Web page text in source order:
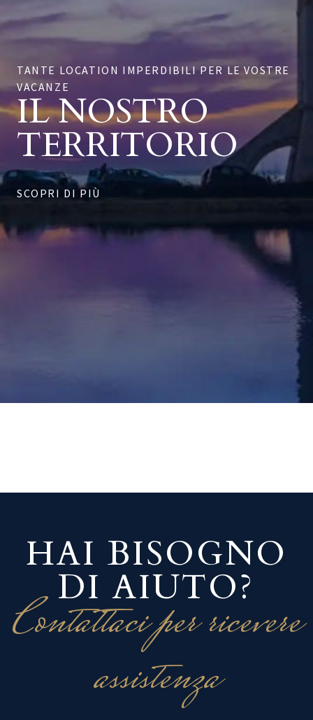
TANTE LOCATION IMPERDIBILI PER LE VOSTRE
VACANZE
IL NOSTRO
TERRITORIO
SCOPRI DI PIÙ
HAI BISOGNO
DI AIUTO?
Contattaci per ricevere
assistenza